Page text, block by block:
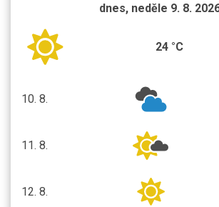
dnes, neděle 9. 8.
24 °C
pondělí
10. 8.
úterý
11. 8.
středa
12. 8.